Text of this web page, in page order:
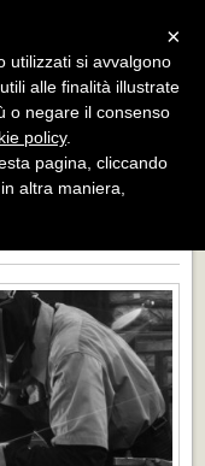
dal 1954 al vostro
PER
×
utilizzati si avvalgono
alle finalità illustrate
o negare il consenso
policy.
pagina, cliccando
altra maniera,